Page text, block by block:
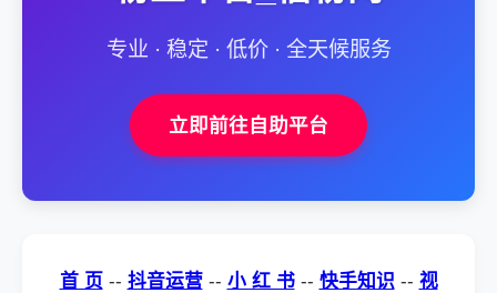
专业 · 稳定 · 低价 · 全天候服务
立即前往自助平台
首 页 -- 抖音运营-- 小 红 书-- 快手知识 -- 视